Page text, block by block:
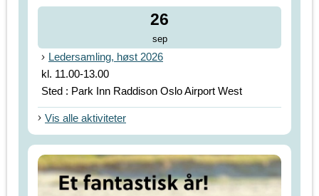
26
sep
Ledersamling, høst 2026
kl. 11.00-13.00
Sted : Park Inn Raddison Oslo Airport West
Vis alle aktiviteter